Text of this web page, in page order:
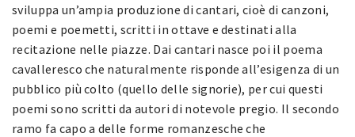
sviluppa un’ampia produzione di cantari, cioè di canzoni,
poemi e poemetti, scritti in ottave e destinati alla
recitazione nelle piazze. Dai cantari nasce poi il poema
cavalleresco che naturalmente risponde all’esigenza di un
pubblico più colto (quello delle signorie), per cui questi
poemi sono scritti da autori di notevole pregio. Il secondo
ramo fa capo a delle forme romanzesche che